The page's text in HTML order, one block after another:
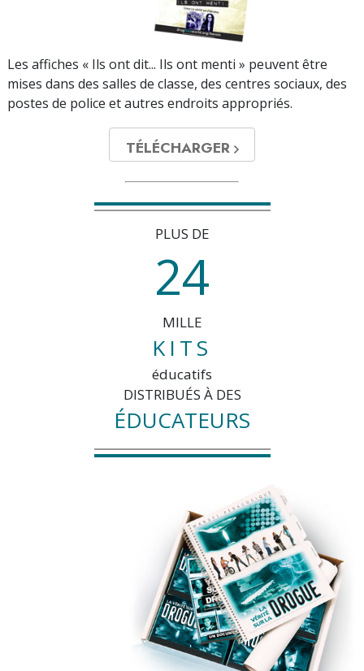
Les affiches « Ils ont dit... Ils ont menti » peuvent être
mises dans des salles de classe, des centres sociaux, des
postes de police et autres endroits appropriés.
TÉLÉCHARGER
PLUS DE
24
MILLE
KITS
éducatifs
DISTRIBUÉS À DES
ÉDUCATEURS